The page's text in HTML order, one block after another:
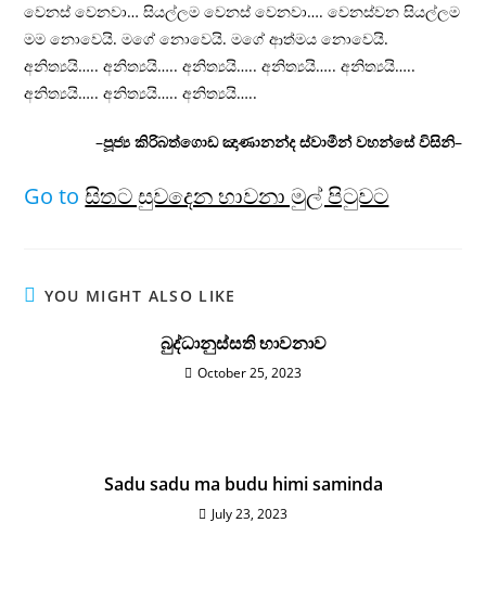
වෙනස් වෙනවා… සියල්ලම වෙනස් වෙනවා…. වෙනස්වන සියල්ලම
මම නොවෙයි. මගේ නොවෙයි. මගේ ආත්මය නොවෙයි.
අනිත්‍යයි….. අනිත්‍යයි….. අනිත්‍යයි….. අනිත්‍යයි….. අනිත්‍යයි…..
අනිත්‍යයි….. අනිත්‍යයි….. අනිත්‍යයි…..
–පූජ්‍ය කිරිබත්ගොඩ ඤාණානන්ද ස්වාමීන් වහන්සේ විසිනි–
Go toසිතට සුවදෙන භාවනා මුල් පිටුවට
YOU MIGHT ALSO LIKE
බුද්ධානුස්සති භාවනාව
October 25, 2023
Sadu sadu ma budu himi saminda
July 23, 2023